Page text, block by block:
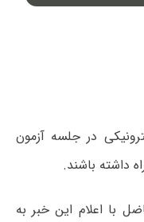
در جلسه آزمون
با اعلام این خبر به